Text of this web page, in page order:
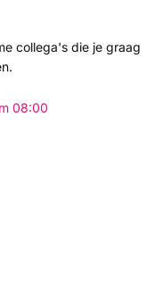
collega's die je graag
08:00